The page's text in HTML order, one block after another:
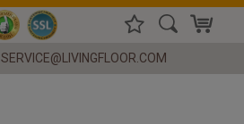
SERVICE@LIVINGFLOOR.COM